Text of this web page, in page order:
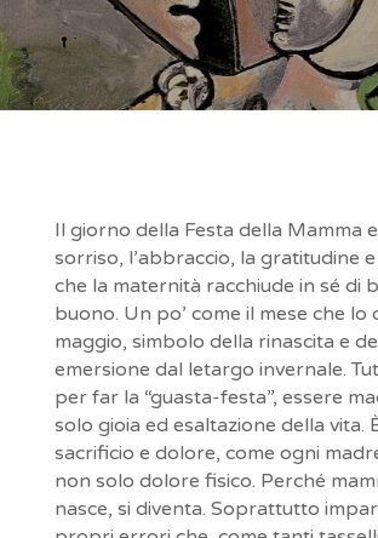
Il giorno della Festa della Mamma
sorriso, l’abbraccio, la gratitudine
che la maternità racchiude in sé di
buono. Un po’ come il mese che lo
maggio, simbolo della rinascita e
emersione dal letargo invernale.
per far la “guasta-festa”, essere
solo gioia ed esaltazione della vita.
sacrificio e dolore, come ogni
non solo dolore fisico. Perché
nasce, si diventa. Soprattutto